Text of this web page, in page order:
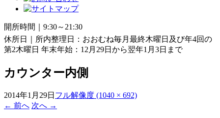
開所時間｜9:30～21:30
休所日｜所内整理日：おおむね毎月最終木曜日及び年4回の
第2木曜日 年末年始：12月29日から翌年1月3日まで
カウンター内側
2014年1月29日 フル解像度 (1040 × 692)
← 前へ 次へ →